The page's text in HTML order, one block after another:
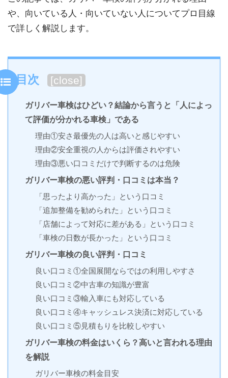
や、向いている人・向いていない人についてプロ目線
で詳しく解説します。
目次 [close]
ガリバー車検はひどい？結論から言うと「人によっ
て評価が分かれる車検」である
理由①安さ最優先の人は高いと感じやすい
理由②安全重視の人からは評価されやすい
理由③悪い口コミだけで判断するのは危険
ガリバー車検の悪い評判・口コミは本当？
「思ったより高かった」という口コミ
「追加整備を勧められた」という口コミ
「店舗によって対応に差がある」という口コミ
「車検の日数が長かった」という口コミ
ガリバー車検の良い評判・口コミ
良い口コミ①全国展開ならではの利用しやすさ
良い口コミ②中古車の知識が豊富
良い口コミ③輸入車にも対応している
良い口コミ④キャッシュレス決済に対応している
良い口コミ⑤見積もりを比較しやすい
ガリバー車検の料金はいくら？高いと言われる理由
を解説
ガリバー車検の料金目安